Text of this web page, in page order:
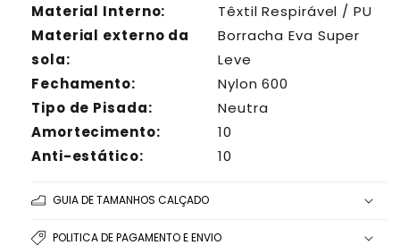
Material Interno:
Têxtil Respirável / PU
Material externo da
sola:
Borracha Eva Super
Leve
Fechamento:
Nylon 600
Tipo de Pisada:
Neutra
Amortecimento:
10
Anti-estático:
10
GUIA DE TAMANHOS CALÇADO
POLITICA DE PAGAMENTO E ENVIO